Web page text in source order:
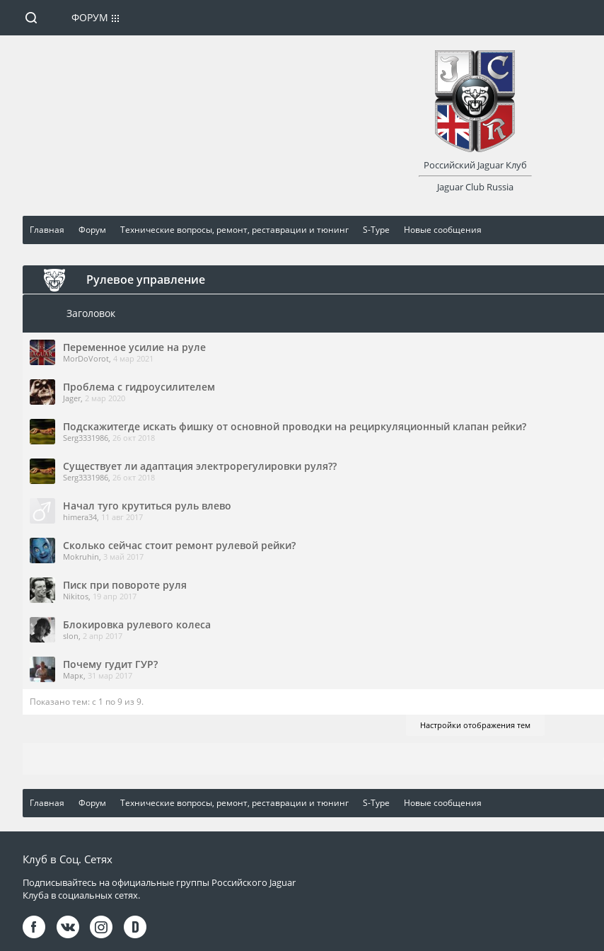
Главная Форум Технические вопросы, ремонт, реставрации и тюнинг S-Type Новые сообщения
Рулевое управление
Заголовок
Переменное усилие на руле
MorDoVorot, 4 мар 2021
Проблема с гидроусилителем
Jager, 2 мар 2020
Подскажитегде искать фишку от основной проводки на рециркуляционный клапан рейки?
Serg3331986, 26 окт 2018
Существует ли адаптация электрорегулировки руля??
Serg3331986, 26 окт 2018
Начал туго крутиться руль влево
himera34, 11 авг 2017
Сколько сейчас стоит ремонт рулевой рейки?
Mokruhin, 3 май 2017
Писк при повороте руля
Nikitos, 19 апр 2017
Блокировка рулевого колеса
slon, 2 апр 2017
Почему гудит ГУР?
Марк, 31 мар 2017
Показано тем: с 1 по 9 из 9.
Настройки отображения тем
Главная Форум Технические вопросы, ремонт, реставрации и тюнинг S-Type Новые сообщения
ФОРУМ
Российский Jaguar Клуб
Jaguar Club Russia
Клуб в Соц. Сетях
Подписывайтесь на официальные группы Российского Jaguar
Клуба в социальных сетях.